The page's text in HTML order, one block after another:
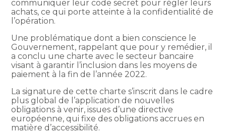
communiquer leur code secret pour régler leurs
achats, ce qui porte atteinte à la confidentialité de
l’opération.
Une problématique dont a bien conscience le
Gouvernement, rappelant que pour y remédier, il
a conclu une charte avec le secteur bancaire
visant à garantir l’inclusion dans les moyens de
paiement à la fin de l’année 2022.
La signature de cette charte s’inscrit dans le cadre
plus global de l’application de nouvelles
obligations à venir, issues d’une directive
européenne, qui fixe des obligations accrues en
matière d’accessibilité.